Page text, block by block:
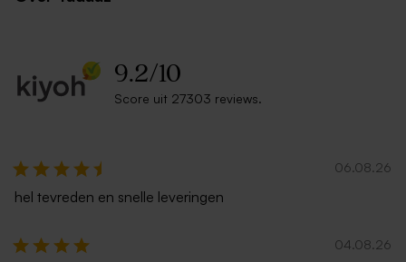
Trendy witte envelop
Lange envelop gerecycleerd
9.2/10
Score uit 27303 reviews.
06.08.26
hel tevreden en snelle leveringen
04.08.26